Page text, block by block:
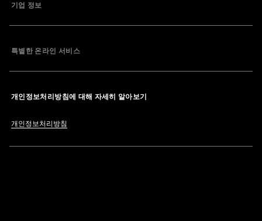
기업 정보
특별한 온라인 서비스
개인정보처리방침에 대해 자세히 알아보기
개인정보처리방침